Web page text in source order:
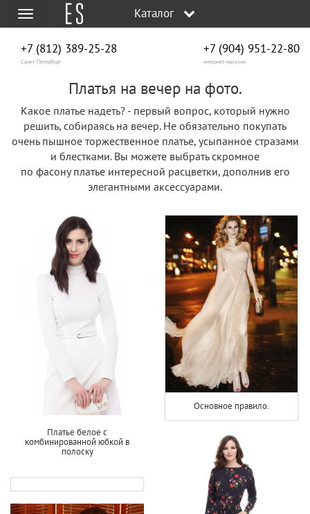
Меню Каталог
+7 (812) 389-25-28
Санкт-Петербург
+7 (904) 951‑22‑80
интернет-магазин
Платья на вечер на фото.
Какое платье надеть? - первый вопрос, который нужно
решить, собираясь на вечер. Не обязательно покупать
очень пышное торжественное платье, усыпанное стразами
и блестками. Вы можете выбрать скромное
по фасону платье интересной расцветки, дополнив его
элегантными аксессуарами.
Платье белое с
комбинированной юбкой в
полоску
Основное правило.